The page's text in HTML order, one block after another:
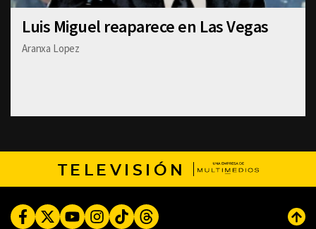
Luis Miguel reaparece en Las Vegas
Aranxa Lopez
TELEVISIÓN
FacebookTwitterYoutubeInstagram
TikTokThreads